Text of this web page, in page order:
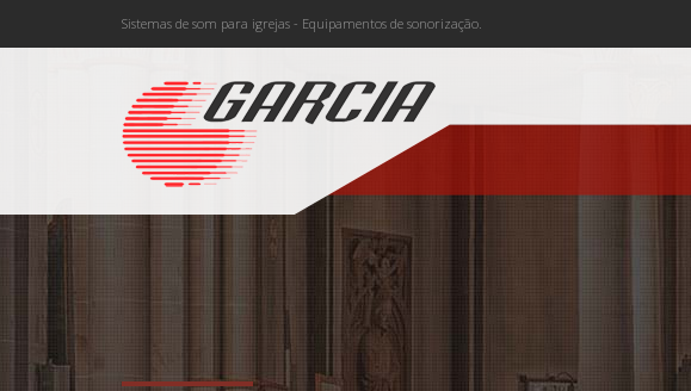
Sistemas de som para igrejas - Equipamentos de sonorização.